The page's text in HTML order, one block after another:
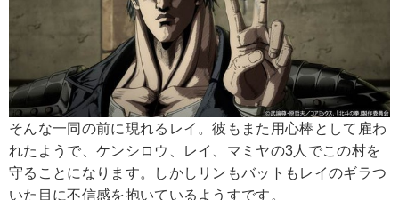
そんな一同の前に現れるレイ。彼もまた用心棒として雇わ
れたようで、ケンシロウ、レイ、マミヤの3人でこの村を
守ることになります。しかしリンもバットもレイのギラつ
いた目に不信感を抱いているようすです。